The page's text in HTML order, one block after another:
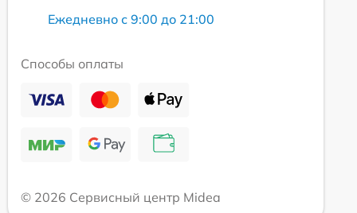
Ежедневно с 9:00 до 21:00
Способы оплаты
© 2026 Сервисный центр Midea